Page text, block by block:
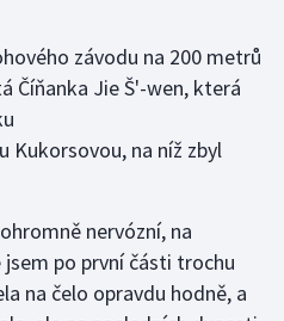
závodu na 200 metrů
Číňanka Jie Š'-wen, která
Kukorsovou, na níž zbyl
nervózní, na
po první části trochu
na čelo opravdu hodně, a